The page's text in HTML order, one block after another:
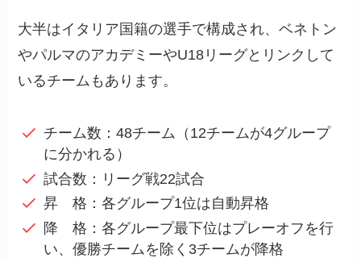
大半はイタリア国籍の選手で構成され、ベネトン
やパルマのアカデミーやU18リーグとリンクして
いるチームもあります。
チーム数：48チーム（12チームが4グループ
に分かれる）
試合数：リーグ戦22試合
昇 格：各グループ1位は自動昇格
降 格：各グループ最下位はプレーオフを行
い、優勝チームを除く3チームが降格